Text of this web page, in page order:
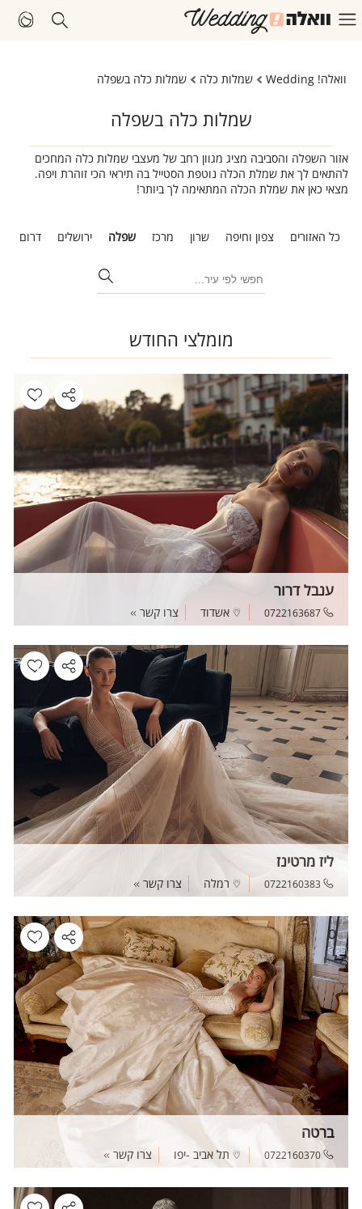
וואלה! Wedding שמלות כלה שמלות כלה בשפלה
שמלות כלה בשפלה
אזור השפלה והסביבה מציג מגוון רחב של מעצבי שמלות כלה המחכים
להתאים לך את שמלת הכלה נוטפת הסטייל בה תיראי הכי זוהרת ויפה.
מצאי כאן את שמלת הכלה המתאימה לך ביותר!
כל האזורים צפון וחיפה שרון מרכז שפלה ירושלים דרום
מומלצי החודש
ענבל דרור
0722163687 אשדוד צרו קשר
ליז מרטינז
0722160383 רמלה צרו קשר
ברטה
0722160370 תל אביב -יפו צרו קשר